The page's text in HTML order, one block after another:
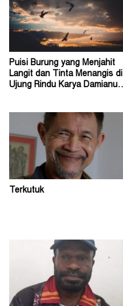
Puisi Burung yang Menjahit
Langit dan Tinta Menangis di
Ujung Rindu Karya Damianus
Terkutuk